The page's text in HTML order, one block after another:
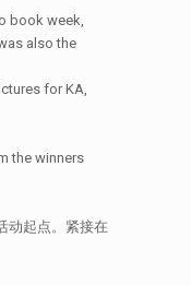
book week,
also the
for KA,
the winners
动起点。紧接在